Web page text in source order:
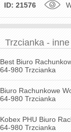
ID: 21576
Trzcianka -
Best Biuro
64-980 Trzcianka
Biuro Rachunkowe
64-980 Trzcianka
Kobex PHU Biuro
64-980 Trzcianka